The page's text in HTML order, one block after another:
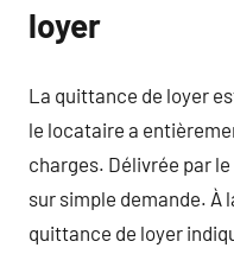
loyer
La quittance de loyer
le locataire a
charges. Délivrée par
sur simple demande. À
quittance de loyer